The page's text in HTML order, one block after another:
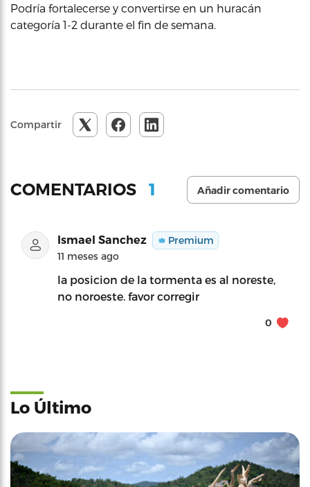
Podría fortalecerse y convertirse en un huracán
categoría 1-2 durante el fin de semana.
Compartir
COMENTARIOS 1 Añadir comentario
Ismael Sanchez
Premium
11 meses ago
la posicion de la tormenta es al noreste,
no noroeste. favor corregir
0
Lo Último